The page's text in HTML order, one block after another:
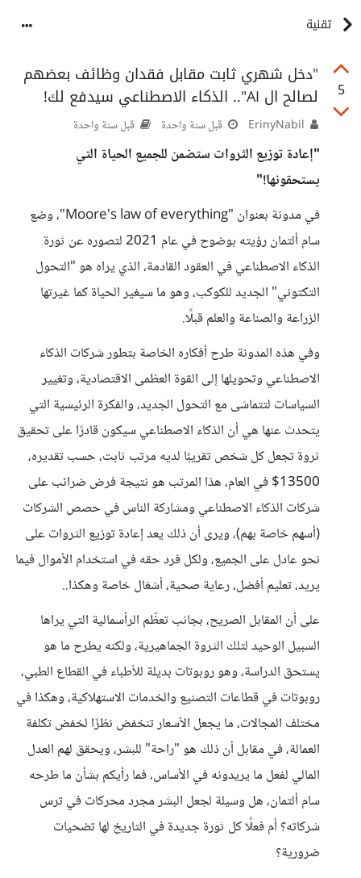
تقنية
5
"دخل شهري ثابت مقابل فقدان وظائف بعضهم
لصالح ال AI".. الذكاء الاصطناعي سيدفع لك!
قبل سنة واحدة قبل سنة واحدة
"إعادة توزيع الثروات ستضمن للجميع الحياة التي
يستحقونها!"
في مدونة بعنوان "Moore's law of everything"، وضع
سام ألتمان رؤيته بوضوح في عام 2021 لتصوره عن ثورة
الذكاء الاصطناعي في العقود القادمة، الذي يراه هو "التحول
التكتوني" الجديد للكوكب، وهو ما سيغير الحياة كما غيرتها
الزراعة والصناعة والعلم قبلًا.
وفي هذه المدونة طرح أفكاره الخاصة بتطور شركات الذكاء
الاصطناعي وتحويلها إلى القوة العظمى الاقتصادية، وتغيير
السياسات لتتماشى مع التحول الجديد، والفكرة الرئيسية التي
يتحدث عنها هي أن الذكاء الاصطناعي سيكون قادرًا على تحقيق
ثروة تجعل كل شخص تقريبًا لديه مرتب ثابت، حسب تقديره،
13500$ في العام، هذا المرتب هو نتيجة فرض ضرائب على
شركات الذكاء الاصطناعي ومشاركة الناس في حصص الشركات
(أسهم خاصة بهم)، ويرى أن ذلك يعد إعادة توزيع الثروات على
نحو عادل على الجميع، ولكل فرد حقه في استخدام الأموال فيما
يريد، تعليم أفضل، رعاية صحية، أشغال خاصة وهكذا..
على أن المقابل الصريح، بجانب تعظّم الرأسمالية التي يراها
السبيل الوحيد لتلك الثروة الجماهيرية، ولكنه يطرح ما هو
يستحق الدراسة، وهو روبوتات بديلة للأطباء في القطاع الطبي،
روبوتات في قطاعات التصنيع والخدمات الاستهلاكية، وهكذا في
مختلف المجالات، ما يجعل الأسعار تنخفض نظرًا لخفض تكلفة
العمالة، في مقابل أن ذلك هو "راحة" للبشر، ويحقق لهم العدل
المالي لفعل ما يريدونه في الأساس، فما رأيكم بشأن ما طرحه
سام ألتمان، هل وسيلة لجعل البشر مجرد محركات في ترس
شركاته؟ أم فعلًا كل ثورة جديدة في التاريخ لها تضحيات
ضرورية؟